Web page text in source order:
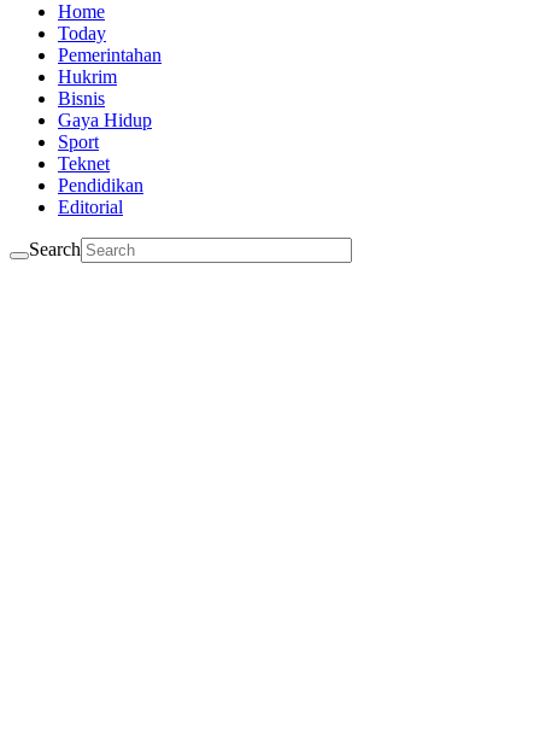
Home
Today
Pemerintahan
Hukrim
Bisnis
Gaya Hidup
Sport
Teknet
Pendidikan
Editorial
Search